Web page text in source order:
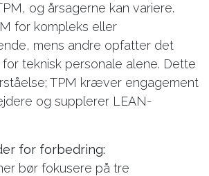
og årsagerne kan variere.
for kompleks eller
mens andre opfatter det
teknisk personale alene. Dette
TPM kræver engagement
og supplerer LEAN-
for forbedring:
bør fokusere på tre